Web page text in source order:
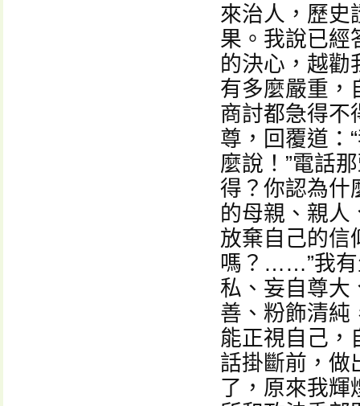
來治人，歷史
果。我說已經
的決心，越勸
有多麼嚴重，
商討都急得不
尊，回覆道：
麼說！”電話
得？你認為什
的母親、親人
放棄自己的信
嗎？……”我有
私、妄自尊大
善、粉飾清純
能正視自己，
話掛斷前，做
了，原來我輝